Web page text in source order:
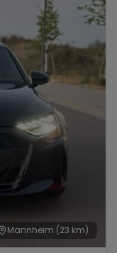
Mannheim (23 km)